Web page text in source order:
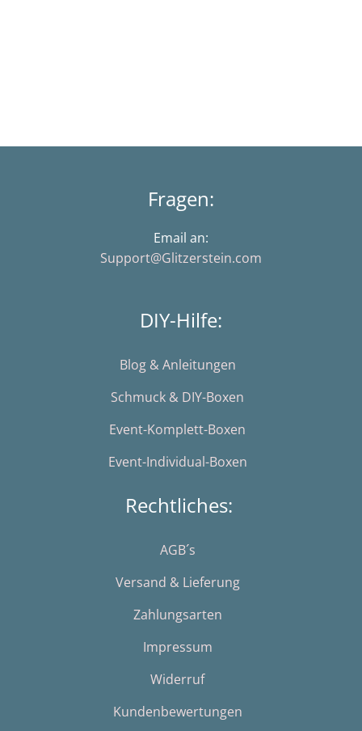
Fragen:
Email an:
Support@Glitzerstein.com
DIY-Hilfe:
Blog & Anleitungen
Schmuck & DIY-Boxen
Event-Komplett-Boxen
Event-Individual-Boxen
Rechtliches:
AGB´s
Versand & Lieferung
Zahlungsarten
Impressum
Widerruf
Kundenbewertungen